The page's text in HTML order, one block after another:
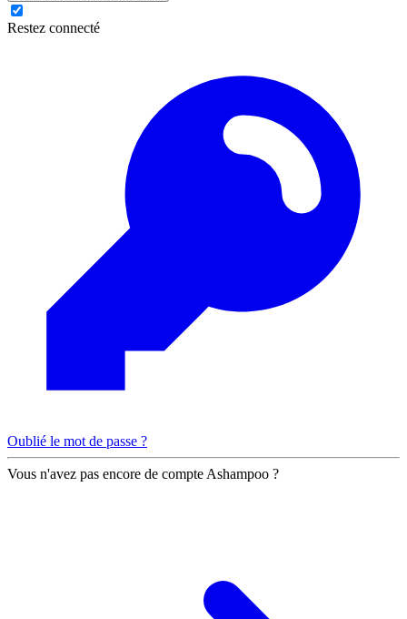
Restez connecté
Oublié le mot de passe ?
Vous n'avez pas encore de compte Ashampoo ?